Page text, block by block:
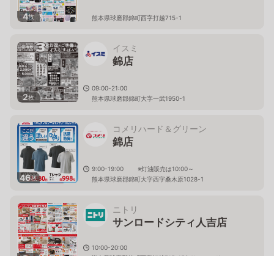
4枚 熊本県球磨郡錦町西字打越715-1
2枚
イスミ
錦店
09:00-21:00
熊本県球磨郡錦町大字一武1950-1
46枚
コメリハード＆グリーン
錦店
9:00-19:00 ※灯油販売は10:00～
熊本県球磨郡錦町大字西字桑木原1028-1
ニトリ
サンロードシティ人吉店
10:00-20:00